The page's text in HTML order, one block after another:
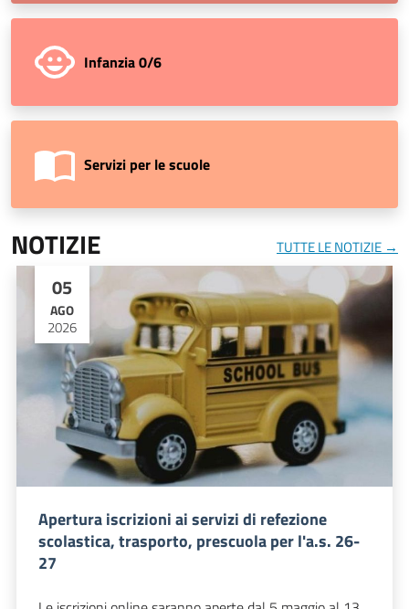
Infanzia 0/6
Servizi per le scuole
NOTIZIE TUTTE LE NOTIZIE →
05
AGO
2026
Apertura iscrizioni ai servizi di refezione
scolastica, trasporto, prescuola per l'a.s. 26-
27